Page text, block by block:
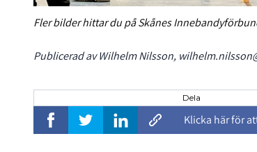
Fler bilder hittar du på Skånes
Publicerad av Wilhelm Nilsson,
Dela
Klicka här för